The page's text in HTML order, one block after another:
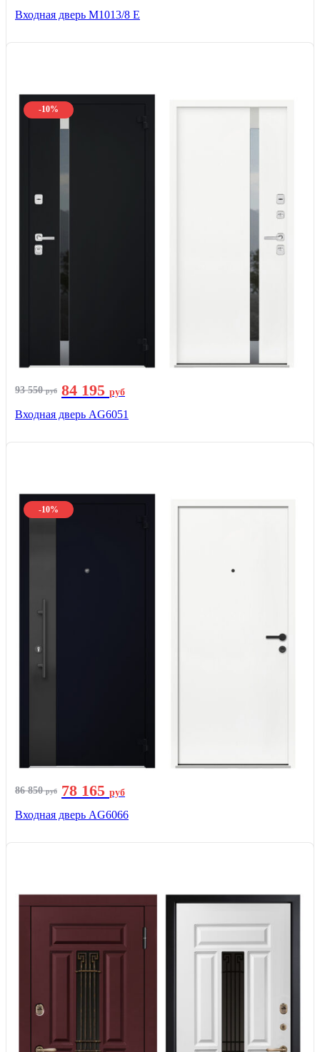
Входная дверь М1013/8 E
-10%
93 550руб 84 195 руб
Входная дверь AG6051
-10%
86 850руб 78 165 руб
Входная дверь AG6066